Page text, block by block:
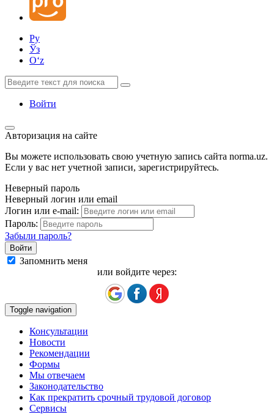
Ру
Ўз
Oʻz
Войти
Авторизация на сайте
Вы можете использовать свою учетную запись сайта norma.uz.
Если у вас нет учетной записи, зарегистрируйтесь.
Неверный пароль
Неверный логин или email
Логин или e-mail:
Пароль:
Забыли пароль?
Запомнить меня
или войдите через:
Toggle navigation
Консультации
Новости
Рекомендации
Формы
Мы отвечаем
Законодательство
Как прекратить срочный трудовой договор
Сервисы